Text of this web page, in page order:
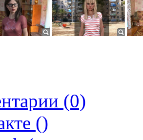
(0)
()